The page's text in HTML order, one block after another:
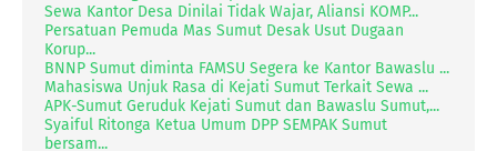
Sewa Kantor Desa Dinilai Tidak Wajar, Aliansi KOMP...
Persatuan Pemuda Mas Sumut Desak Usut Dugaan
Korup...
BNNP Sumut diminta FAMSU Segera ke Kantor Bawaslu ...
Mahasiswa Unjuk Rasa di Kejati Sumut Terkait Sewa ...
APK-Sumut Geruduk Kejati Sumut dan Bawaslu Sumut,...
Syaiful Ritonga Ketua Umum DPP SEMPAK Sumut
bersam...